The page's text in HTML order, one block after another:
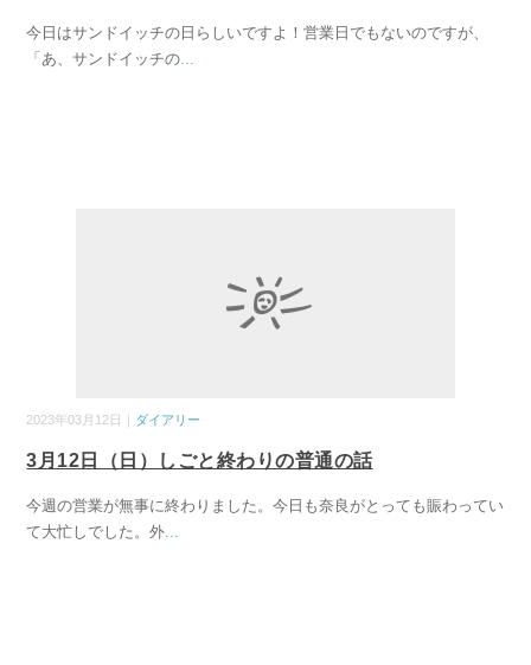
今日はサンドイッチの日らしいですよ！営業日でもないのですが、
「あ、サンドイッチの...
2023年03月12日｜ ダイアリー
3月12日（日）しごと終わりの普通の話
今週の営業が無事に終わりました。今日も奈良がとっても賑わってい
て大忙しでした。外...